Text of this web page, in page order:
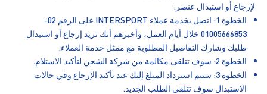
لإرجاع أو استبدال عنصر:
الخطوة 1: اتصل بخدمة عملاء INTERSPORT على الرقم 02-
01005666853 خلال أيام العمل، وأخبرهم أنك تريد إرجاع أو استبدال
طلبك وشارك التفاصيل المطلوبة مع ممثل خدمة العملاء.
الخطوة 2: سوف تتلقى مكالمة من شركة الشحن لتأكيد الاستلام.
الخطوة 3: سيتم استرداد المبلغ إليك عند تأكيد الإرجاع وفي حالات
الاستبدال سوف تتلقى الطلب الجديد.